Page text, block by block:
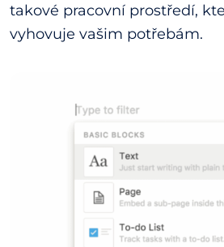
takové pracovní prostředí,
vyhovuje vašim potřebám.